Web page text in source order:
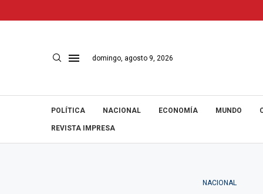
domingo, agosto 9, 2026
POLÍTICA NACIONAL ECONOMÍA MUNDO
REVISTA IMPRESA
NACIONAL